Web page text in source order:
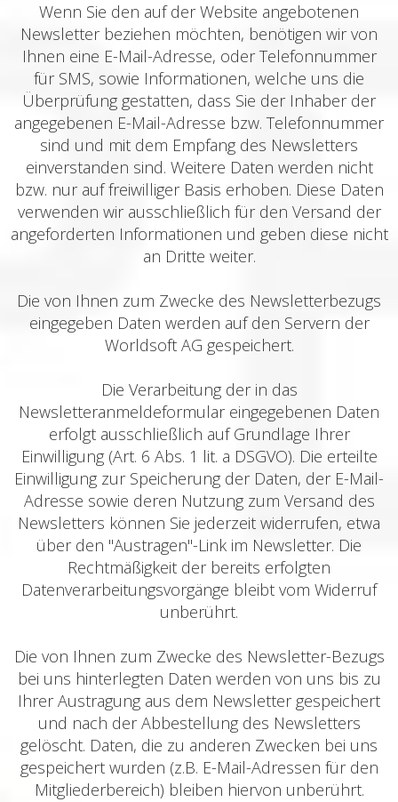
Wenn Sie den auf der Website angebotenen
Newsletter beziehen möchten, benötigen wir von
Ihnen eine E-Mail-Adresse, oder Telefonnummer
für SMS, sowie Informationen, welche uns die
Überprüfung gestatten, dass Sie der Inhaber der
angegebenen E-Mail-Adresse bzw. Telefonnummer
sind und mit dem Empfang des Newsletters
einverstanden sind. Weitere Daten werden nicht
bzw. nur auf freiwilliger Basis erhoben. Diese Daten
verwenden wir ausschließlich für den Versand der
angeforderten Informationen und geben diese nicht
an Dritte weiter.
Die von Ihnen zum Zwecke des Newsletterbezugs
eingegeben Daten werden auf den Servern der
Worldsoft AG gespeichert.
Die Verarbeitung der in das
Newsletteranmeldeformular eingegebenen Daten
erfolgt ausschließlich auf Grundlage Ihrer
Einwilligung (Art. 6 Abs. 1 lit. a DSGVO). Die erteilte
Einwilligung zur Speicherung der Daten, der E-Mail-
Adresse sowie deren Nutzung zum Versand des
Newsletters können Sie jederzeit widerrufen, etwa
über den "Austragen"-Link im Newsletter. Die
Rechtmäßigkeit der bereits erfolgten
Datenverarbeitungsvorgänge bleibt vom Widerruf
unberührt.
Die von Ihnen zum Zwecke des Newsletter-Bezugs
bei uns hinterlegten Daten werden von uns bis zu
Ihrer Austragung aus dem Newsletter gespeichert
und nach der Abbestellung des Newsletters
gelöscht. Daten, die zu anderen Zwecken bei uns
gespeichert wurden (z.B. E-Mail-Adressen für den
Mitgliederbereich) bleiben hiervon unberührt.